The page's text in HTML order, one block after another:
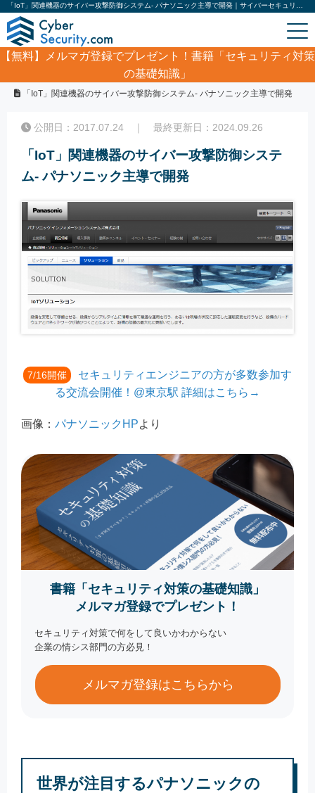
【無料】
メルマガ登録でプレゼント！書籍「セキュリティ対策
の基礎知識」
サイバーセキュリティ・情報漏洩ニュース
「IoT」関連機器のサイバー攻撃防御システム- パナソニック主導で開発
公開日：2017.07.24 ｜ 最終更新日：2024.09.26
「IoT」関連機器のサイバー攻撃防御システ
ム- パナソニック主導で開発
7/16開催
セキュリティエンジニアの方が多数参加す
る交流会開催！@東京駅 詳細はこちら→
画像： パナソニックHPより
書籍「セキュリティ対策の基礎知識」
メルマガ登録でプレゼント！
セキュリティ対策で何をして良いかわからない
企業の情シス部門の方必見！
メルマガ登録はこちらから
世界が注目するパナソニックの